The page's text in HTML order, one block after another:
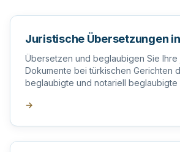
Juristische Übersetzungen
Übersetzen und beglaubigen Sie Ihre
Dokumente bei türkischen Gerichten
beglaubigte und notariell beglaubigte
→